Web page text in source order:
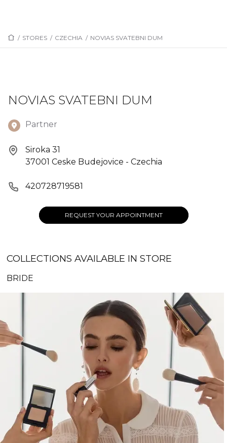
/ STORES / CZECHIA / NOVIAS SVATEBNI DUM
NOVIAS SVATEBNI DUM
Partner
Siroka 31
37001 Ceske Budejovice - Czechia
420728719581
REQUEST YOUR APPOINTMENT
COLLECTIONS AVAILABLE IN STORE
BRIDE